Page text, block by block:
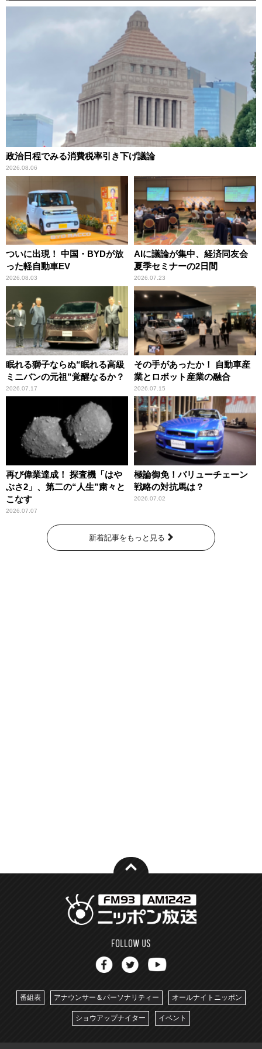
政治日程でみる消費税率引き下げ議論
2026.08.06
ついに出現！ 中国・BYDが放
った軽自動車EV
2026.08.03
AIに議論が集中、経済同友会
夏季セミナーの2日間
2026.07.23
眠れる獅子ならぬ“眠れる高級
ミニバンの元祖”覚醒なるか？
2026.07.17
その手があったか！ 自動車産
業とロボット産業の融合
2026.07.15
再び偉業達成！ 探査機「はや
ぶさ2」、第二の“人生”粛々と
こなす
2026.07.07
極論御免！バリューチェーン
戦略の対抗馬は？
2026.07.02
新着記事をもっと見る
番組表 アナウンサー＆パーソナリティー オールナイトニッポン
ショウアップナイター イベント